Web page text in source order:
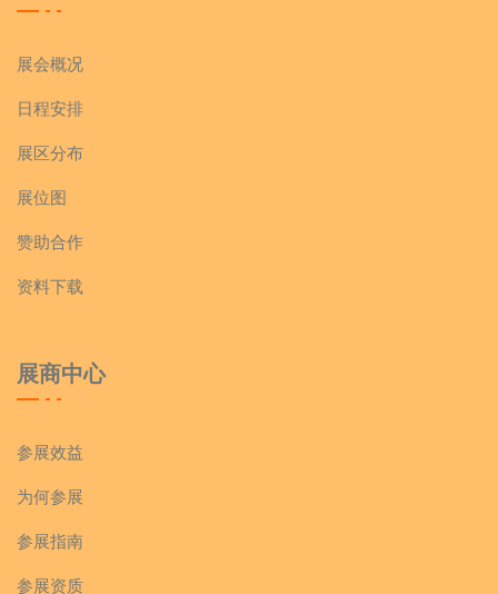
展会概况
日程安排
展区分布
展位图
赞助合作
资料下载
展商中心
参展效益
为何参展
参展指南
参展资质